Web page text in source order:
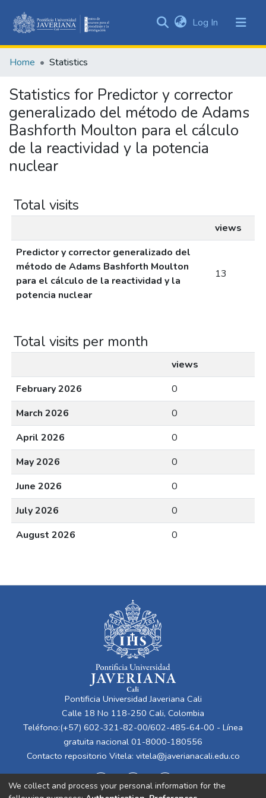
&
All of DSpace
Log In (current)
Home Statistics
Statistics for Predictor y corrector
generalizado del método de Adams
Bashforth Moulton para el cálculo
de la reactividad y la potencia
nuclear
Total visits
views
Predictor y corrector generalizado del
método de Adams Bashforth Moulton
para el cálculo de la reactividad y la
potencia nuclear
13
Total visits per month
views
February 2026
0
March 2026
0
April 2026
0
May 2026
0
June 2026
0
July 2026
0
August 2026
0
Pontificia Universidad Javeriana Cali
Calle 18 No 118-250 Cali, Colombia
Teléfono:(+57) 602-321-82-00/602-485-64-00 - Línea
gratuita nacional 01-8000-180556
Contacto repositorio Vitela: vitela@javerianacali.edu.co
We collect and process your personal information for the